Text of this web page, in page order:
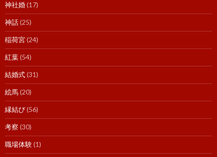
神社婚(17)
神話(25)
稲荷宮(24)
紅葉(54)
結婚式(31)
絵馬(20)
縁結び(56)
考察 (30)
職場体験(1)